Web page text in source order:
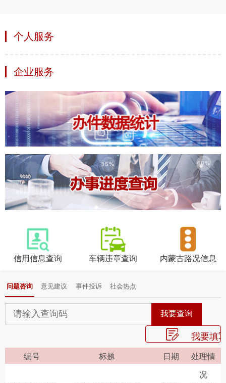
个人服务
企业服务
信用信息查询 车辆违章查询 内蒙古路况信息
问题咨询 意见建议 事件投诉
社会热点
我要填
编号 标题 日期 处理情
况